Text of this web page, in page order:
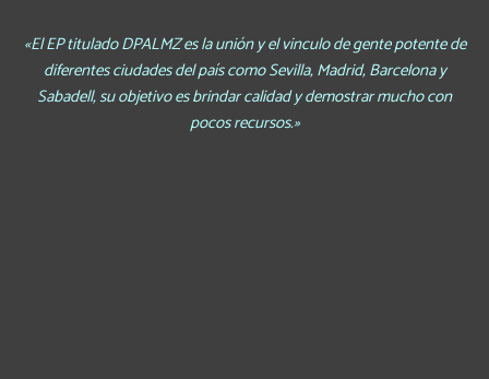
«El EP titulado DPALMZ es la unión y el vinculo de gente potente de
diferentes ciudades del país como Sevilla, Madrid, Barcelona y
Sabadell, su objetivo es brindar calidad y demostrar mucho con
pocos recursos.»